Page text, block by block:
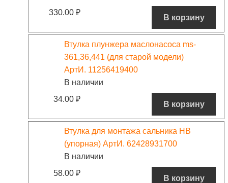
330.00 ₽
В корзину
Втулка плунжера маслонасоса ms-
361,36,441 (для старой модели)
АртИ. 11256419400
В наличии
34.00 ₽
В корзину
Втулка для монтажа сальника HB
(упорная) АртИ. 62428931700
В наличии
58.00 ₽
В корзину